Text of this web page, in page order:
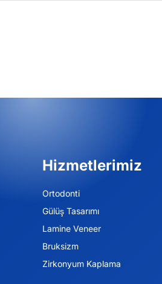
Hizmetlerimiz
Ortodonti
Gülüş Tasarımı
Lamine Veneer
Bruksizm
Zirkonyum Kaplama